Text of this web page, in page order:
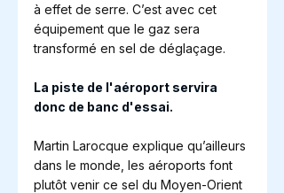
à effet de serre. C’est avec cet
équipement que le gaz sera
transformé en sel de déglaçage.
La piste de l'aéroport servira
donc de banc d'essai.
Martin Larocque explique qu’ailleurs
dans le monde, les aéroports font
plutôt venir ce sel du Moyen-Orient